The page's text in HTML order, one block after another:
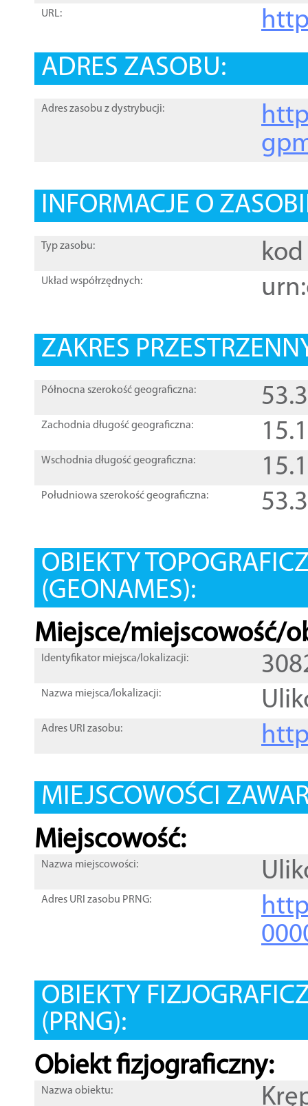
URL:
ADRES ZASOBU:
Adres zasobu z dystrybucji:
INFORMACJE O
Typ zasobu: kod
Układ współrzędnych:
ZAKRES
Północna szerokość geograficzna:
Zachodnia długość geograficzna:
Wschodnia długość geograficzna:
Południowa szerokość geograficzna:
OBIEKTY
(GEONAMES):
Miejsce/miejscowość/
Identyfikator miejsca/lokalizacji:
Nazwa miejsca/lokalizacji:
Adres URI zasobu:
MIEJSCOWOŚCI
Miejscowość:
Nazwa miejscowości:
Adres URI zasobu PRNG:
OBIEKTY
(PRNG):
Obiekt fizjograficzny:
Nazwa obiektu: